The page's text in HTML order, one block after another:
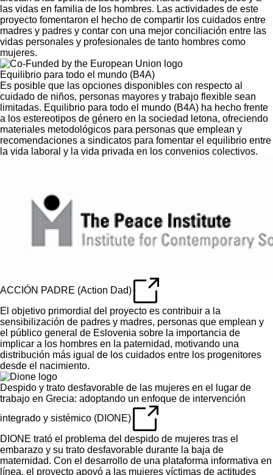
las vidas en familia de los hombres. Las actividades de este
proyecto fomentaron el hecho de compartir los cuidados entre
madres y padres y contar con una mejor conciliación entre las
vidas personales y profesionales de tanto hombres como
mujeres.
Equilibrio para todo el mundo (B4A)
Es posible que las opciones disponibles con respecto al
cuidado de niños, personas mayores y trabajo flexible sean
limitadas. Equilibrio para todo el mundo (B4A) ha hecho frente
a los estereotipos de género en la sociedad letona, ofreciendo
materiales metodológicos para personas que emplean y
recomendaciones a sindicatos para fomentar el equilibrio entre
la vida laboral y la vida privada en los convenios colectivos.
ACCIÓN PADRE (Action Dad)
El objetivo primordial del proyecto es contribuir a la
sensibilización de padres y madres, personas que emplean y
el público general de Eslovenia sobre la importancia de
implicar a los hombres en la paternidad, motivando una
distribución más igual de los cuidados entre los progenitores
desde el nacimiento.
Despido y trato desfavorable de las mujeres en el lugar de
trabajo en Grecia: adoptando un enfoque de intervención
integrado y sistémico (DIONE)
DIONE trató el problema del despido de mujeres tras el
embarazo y su trato desfavorable durante la baja de
maternidad. Con el desarrollo de una plataforma informativa en
línea, el proyecto apoyó a las mujeres víctimas de actitudes